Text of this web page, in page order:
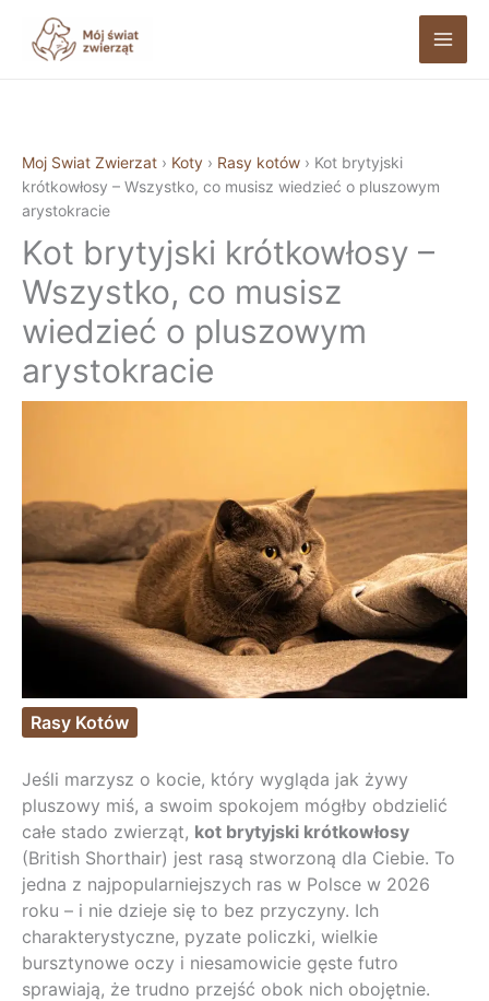
Przejdź
treści
Moj Swiat Zwierzat › Koty › Rasy kotów › Kot brytyjski
krótkowłosy – Wszystko, co musisz wiedzieć o pluszowym
arystokracie
Kot brytyjski krótkowłosy –
Wszystko, co musisz
wiedzieć o pluszowym
arystokracie
Rasy Kotów
Jeśli marzysz o kocie, który wygląda jak żywy
pluszowy miś, a swoim spokojem mógłby obdzielić
całe stado zwierząt, kot brytyjski krótkowłosy
(British Shorthair) jest rasą stworzoną dla Ciebie. To
jedna z najpopularniejszych ras w Polsce w 2026
roku – i nie dzieje się to bez przyczyny. Ich
charakterystyczne, pyzate policzki, wielkie
bursztynowe oczy i niesamowicie gęste futro
sprawiają, że trudno przejść obok nich obojętnie.